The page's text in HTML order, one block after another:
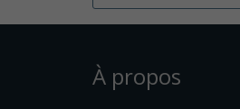
À propos